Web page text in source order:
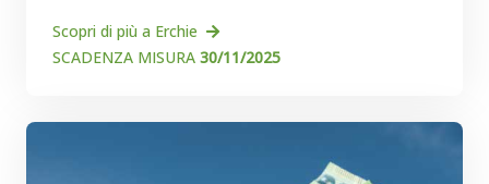
Scopri di più a Erchie
SCADENZA MISURA 30/11/2025